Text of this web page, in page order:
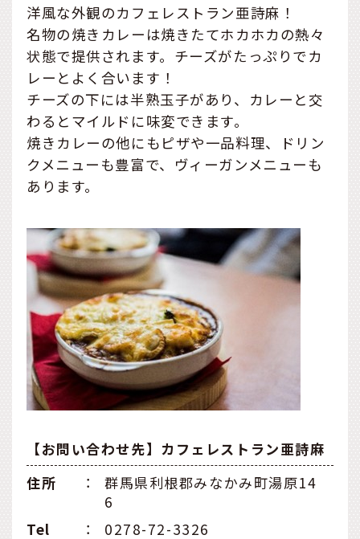
洋風な外観のカフェレストラン亜詩麻！
名物の焼きカレーは焼きたてホカホカの熱々
状態で提供されます。チーズがたっぷりでカ
レーとよく合います！
チーズの下には半熟玉子があり、カレーと交
わるとマイルドに味変できます。
焼きカレーの他にもピザや一品料理、ドリン
クメニューも豊富で、ヴィーガンメニューも
あります。
【お問い合わせ先】カフェレストラン亜詩麻
住所
：
群馬県利根郡みなかみ町湯原14
6
Tel
：
0278-72-3326